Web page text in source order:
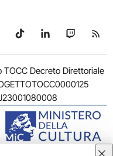
WhatsApp
su Telegram
Seguici su TikTok
Seguici su
Seguici
Decreto Direttoriale